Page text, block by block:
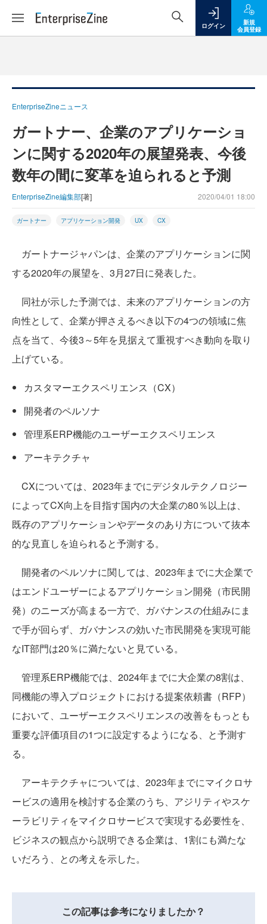
ログイン
新規
会員登録
EnterpriseZineニュース
ガートナー、企業のアプリケーショ
ンに関する2020年の展望発表、今後
数年の間に変革を迫られると予測
EnterpriseZine編集部[著] 2020/04/01 18:00
ガートナー アプリケーション開発 UX CX
ガートナージャパンは、企業のアプリケーションに関
する2020年の展望を、3月27日に発表した。
同社が示した予測では、未来のアプリケーションの方
向性として、企業が押さえるべき以下の4つの領域に焦
点を当て、今後3～5年を見据えて重視すべき動向を取り
上げている。
カスタマーエクスペリエンス（CX）
開発者のペルソナ
管理系ERP機能のユーザーエクスペリエンス
アーキテクチャ
CXについては、2023年までにデジタルテクノロジー
によってCX向上を目指す国内の大企業の80％以上は、
既存のアプリケーションやデータのあり方について抜本
的な見直しを迫られると予測する。
開発者のペルソナに関しては、2023年までに大企業で
はエンドユーザーによるアプリケーション開発（市民開
発）のニーズが高まる一方で、ガバナンスの仕組みにま
で手が回らず、ガバナンスの効いた市民開発を実現可能
なIT部門は20％に満たないと見ている。
管理系ERP機能では、2024年までに大企業の8割は、
同機能の導入プロジェクトにおける提案依頼書（RFP）
において、ユーザーエクスペリエンスの改善をもっとも
重要な評価項目の1つに設定するようになる、と予測す
る。
アーキテクチャについては、2023年までにマイクロサ
ービスの適用を検討する企業のうち、アジリティやスケ
ーラビリティをマイクロサービスで実現する必要性を、
ビジネスの観点から説明できる企業は、1割にも満たな
いだろう、との考えを示した。
この記事は参考になりましたか？